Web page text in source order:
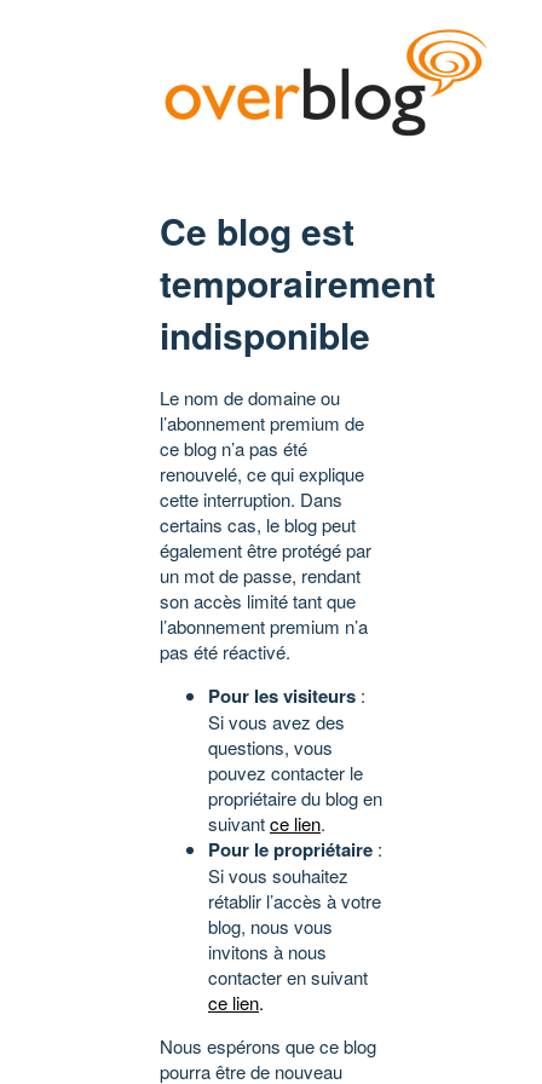
Ce blog est
temporairement
indisponible
Le nom de domaine ou
l’abonnement premium de
ce blog n’a pas été
renouvelé, ce qui explique
cette interruption. Dans
certains cas, le blog peut
également être protégé par
un mot de passe, rendant
son accès limité tant que
l’abonnement premium n’a
pas été réactivé.
Pour les visiteurs :
Si vous avez des
questions, vous
pouvez contacter le
propriétaire du blog en
suivantce lien.
Pour le propriétaire :
Si vous souhaitez
rétablir l’accès à votre
blog, nous vous
invitons à nous
contacter en suivant
ce lien.
Nous espérons que ce blog
pourra être de nouveau